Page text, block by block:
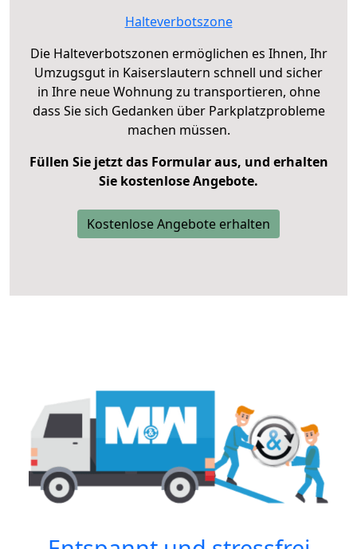
Halteverbotszone
Die Halteverbotszonen ermöglichen es Ihnen, Ihr
Umzugsgut in Kaiserslautern schnell und sicher
in Ihre neue Wohnung zu transportieren, ohne
dass Sie sich Gedanken über Parkplatzprobleme
machen müssen.
Füllen Sie jetzt das Formular aus, und erhalten
Sie kostenlose Angebote.
Kostenlose Angebote erhalten